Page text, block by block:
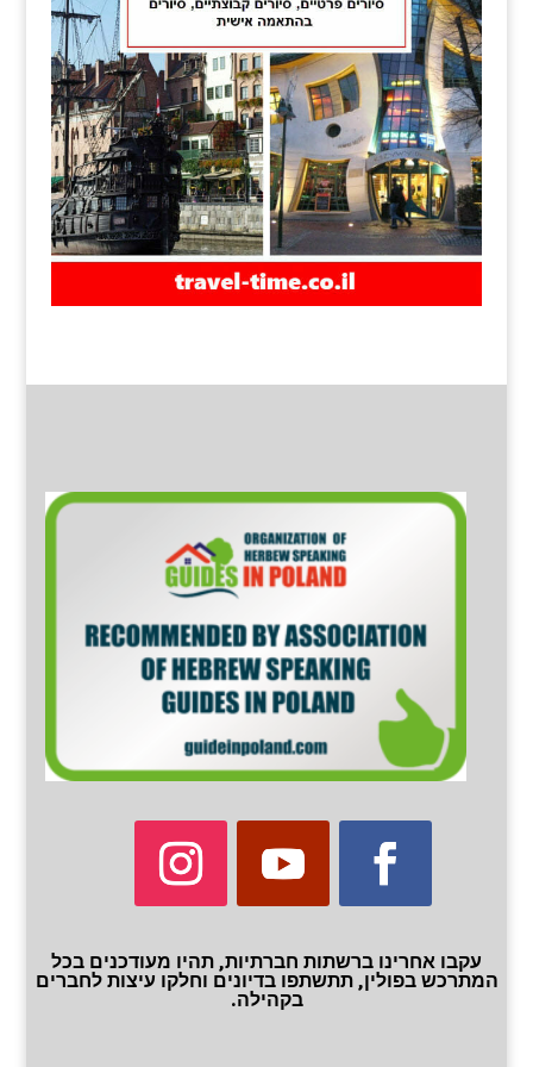
עקבו אחרינו ברשתות חברתיות, תהיו מעודכנים בכל
המתרכש בפולין, תתשתפו בדיונים וחלקו עיצות לחברים
בקהילה.